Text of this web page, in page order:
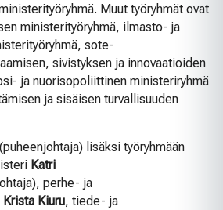
Muut työryhmät ovat
ministerityöryhmä, ilmasto- ja
sote-
sivistyksen ja innovaatioiden
ja nuorisopoliittinen ministeriryhmä
ja sisäisen turvallisuuden
lisäksi työryhmään
Katri
perhe- ja
Krista Kiuru, tiede- ja